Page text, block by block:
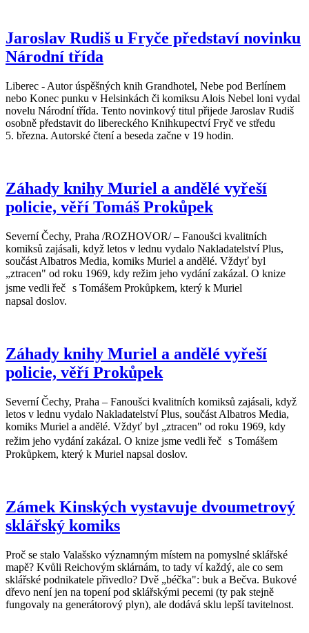
Jaroslav Rudiš u Fryče představí novinku
Národní třída
Liberec - Autor úspěšných knih Grandhotel, Nebe pod Berlínem
nebo Konec punku v Helsinkách či komiksu Alois Nebel loni vydal
novelu Národní třída. Tento novinkový titul přijede Jaroslav Rudiš
osobně představit do libereckého Knihkupectví Fryč ve středu
5. března. Autorské čtení a beseda začne v 19 hodin.
Záhady knihy Muriel a andělé vyřeší
policie, věří Tomáš Prokůpek
Severní Čechy, Praha /ROZHOVOR/ – Fanoušci kvalitních
komiksů zajásali, když letos v lednu vydalo Nakladatelství Plus,
součást Albatros Media, komiks Muriel a andělé. Vždyť byl
„ztracen" od roku 1969, kdy režim jeho vydání zakázal. O knize
jsme vedli řeč s Tomášem Prokůpkem, který k Muriel
napsal doslov.
Záhady knihy Muriel a andělé vyřeší
policie, věří Prokůpek
Severní Čechy, Praha – Fanoušci kvalitních komiksů zajásali, když
letos v lednu vydalo Nakladatelství Plus, součást Albatros Media,
komiks Muriel a andělé. Vždyť byl „ztracen" od roku 1969, kdy
režim jeho vydání zakázal. O knize jsme vedli řeč s Tomášem
Prokůpkem, který k Muriel napsal doslov.
Zámek Kinských vystavuje dvoumetrový
sklářský komiks
Proč se stalo Valašsko významným místem na pomyslné sklářské
mapě? Kvůli Reichovým sklárnám, to tady ví každý, ale co sem
sklářské podnikatele přivedlo? Dvě „béčka": buk a Bečva. Bukové
dřevo není jen na topení pod sklářskými pecemi (ty pak stejně
fungovaly na generátorový plyn), ale dodává sklu lepší tavitelnost.